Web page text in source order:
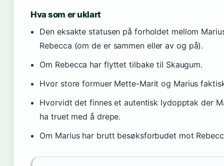
Hva som er uklart
Den eksakte statusen på forholdet mellom
Rebecca (om de er sammen eller av og på).
Om Rebecca har flyttet tilbake til Skaugum.
Hvor store formuer Mette-Marit og Marius
Hvorvidt det finnes et autentisk lydopptak der
ha truet med å drepe.
Om Marius har brutt besøksforbudet mot